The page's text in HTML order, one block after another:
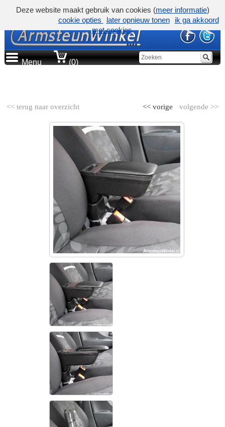
Menu (0)
<< terug naar overzicht volgende >>
<< vorige
Deze website maakt gebruik van cookies (meer informatie)
cookie opties
later opnieuw tonen
ik ga akkoord
met cookies